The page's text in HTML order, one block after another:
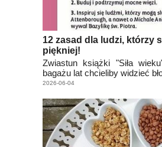
12 zasad dla ludzi, którzy
piękniej!
Zwiastun książki "Siła
bagażu lat chcieliby widzieć
2026-06-04